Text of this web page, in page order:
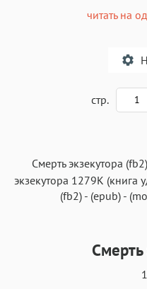
читать на
Аа
стр.
Смерть экзекутора (fb2)
экзекутора 1279K (книга
(fb2) - (epub) -
Смерть